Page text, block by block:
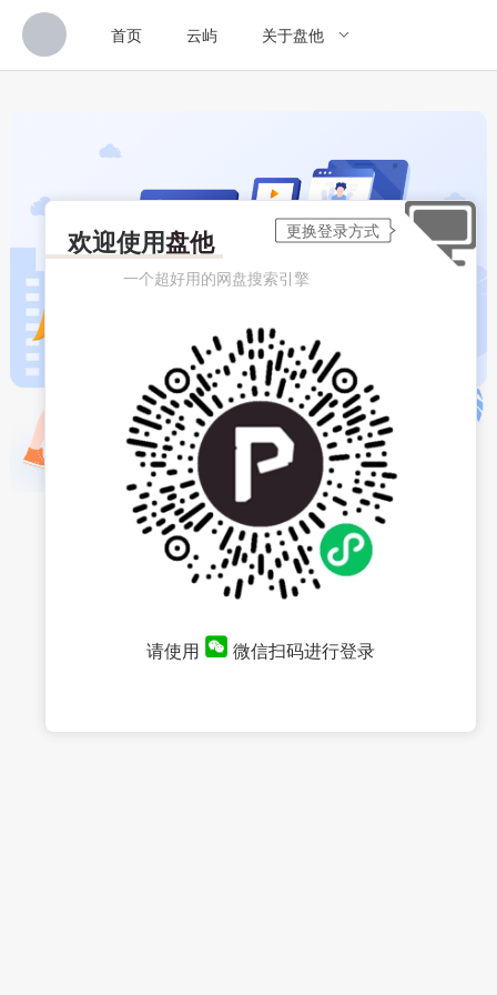
首页 云屿 关于盘他
欢迎使用盘他
一个超好用的网盘搜索引擎
请使用 微信扫码进行登录